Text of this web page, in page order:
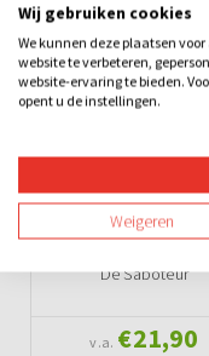
Ook leuk
De Saboteur
v.a. €21,90
Wij gebruiken cookies
We kunnen deze plaatsen
website te verbeteren,
website-ervaring te bieden.
opent u de instellingen.
Weigeren